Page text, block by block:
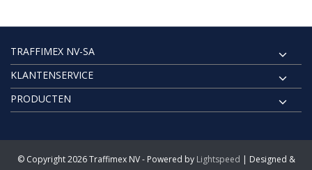
TRAFFIMEX NV-SA
KLANTENSERVICE
PRODUCTEN
© Copyright 2026 Traffimex NV - Powered by Lightspeed | Designed &